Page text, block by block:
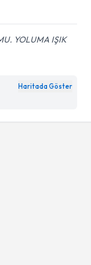
YOLUMA IŞIK
Haritada Göster